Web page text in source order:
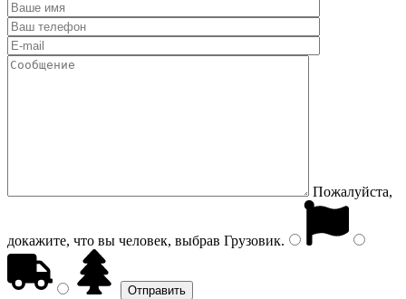
Пожалуйста,
докажите, что вы человек, выбрав Грузовик.